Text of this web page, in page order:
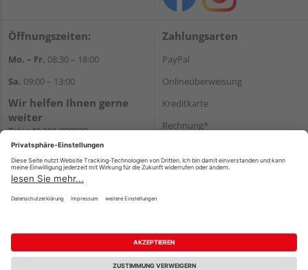
Öffnungszeiten:
Mo. – Fr. 08:30 – 18:00
Sa. 09:00 – 13:00
Wir helfen Ihnen gerne
weiter
Tel.:+49 201 898020
E-Mail:shop@vonderstein.de
Zahlungsarten
PayPal
Onlineüberweisung
Kreditkarte
Rechnung*
Versand
Impressum AGB Widerruf
Datenschutz
Reservierungsbedingungen
Vertrag widerrufen